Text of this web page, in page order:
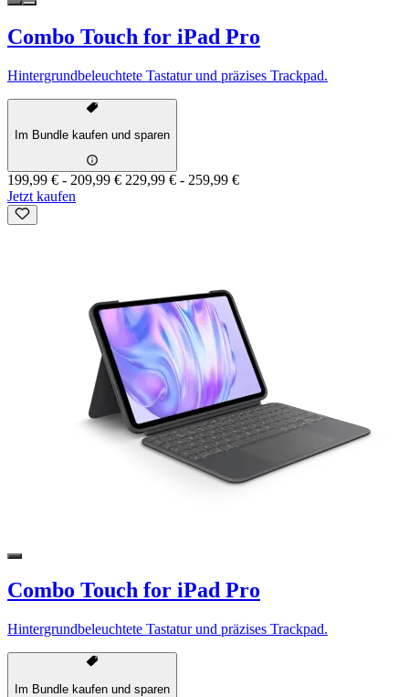
Combo Touch for iPad Pro
Hintergrundbeleuchtete Tastatur und präzises Trackpad.
Im Bundle kaufen und sparen
199,99 € - 209,99 € 229,99 € - 259,99 €
Jetzt kaufen
Combo Touch for iPad Pro
Hintergrundbeleuchtete Tastatur und präzises Trackpad.
Im Bundle kaufen und sparen